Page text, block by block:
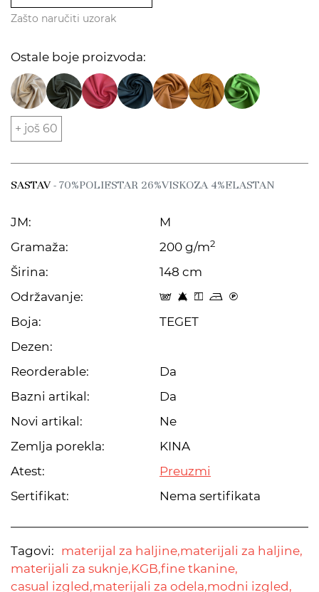
Zašto naručiti uzorak
Ostale boje proizvoda:
+ još 60
SASTAV- 70%POLIESTAR 26%VISKOZA 4%ELASTAN
JM:
M
Gramaža:
200 g/m2
Širina:
148 cm
Održavanje:
s 8 y o C
Boja:
TEGET
Dezen:
Reorderable:
Da
Bazni artikal:
Da
Novi artikal:
Ne
Zemlja porekla:
KINA
Atest:
Preuzmi
Sertifikat:
Nema sertifikata
Tagovi: materijal za haljine,materijali za haljine,
materijali za suknje,KGB,fine tkanine,
casual izgled,materijali za odela,modni izgled,